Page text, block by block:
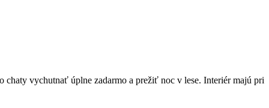
chaty vychutnať úplne zadarmo a prežiť noc v lese. Interiér majú pri